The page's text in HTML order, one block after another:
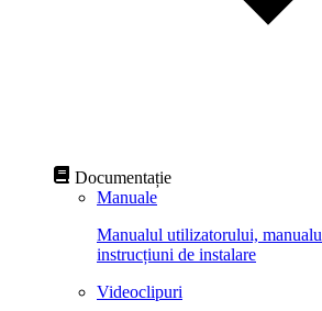
Documentație
Manuale
Manualul utilizatorului,
instrucțiuni de instalare
Videoclipuri